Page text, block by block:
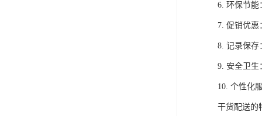
6. 环保节能
7. 促销优惠
8. 记录保存
9. 安全卫生
10. 个性化
干货配送的